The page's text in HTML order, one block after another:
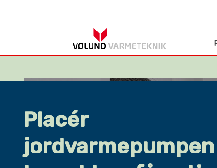
Placér
jordvarmepumpen